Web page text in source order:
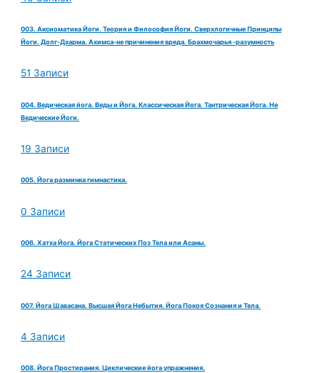
003. Аксиоматика Йоги. Теория и Философия Йоги. Сверхлогичные Принципы
Йоги. Долг-Дхарма. Ахимса-не причинения вреда. Брахмочарья -разумность
51 Записи
004. Ведическая йога. Веды и Йога. Классическая Йога. Тантрическая Йога. Не
Ведические Йоги.
19 Записи
005. Йога разминка гимнастика.
0 Записи
006. Хатха Йога. Йога Статических Поз Тела или Асаны.
24 Записи
007. Йога Шавасана. Высшая Йога Небытия. Йога Покоя Сознания и Тела.
4 Записи
008. Йога Простирания. Циклические йога упражнения.